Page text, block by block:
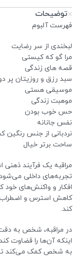
توضیحات
فهرست آلبوم
لبخندی از سر رضایت
مرا گو که کیستی
قصه های زندگی
سبد رزق و روزیتان پر
موسیقی هستی
موهبت زندگی
حس خوب بودن
نفس جانانه
نردبانی از جنس رنگین
ساحت برتر خیال
مراقبه یک فرآیند
تجربه‌های داخلی
افکار و واکنش‌های خود
کاهش استرس و
کند.
در مراقبه، شخص به
اینکه آن‌ها را قضاوت
به شخص کمک می‌کند تا